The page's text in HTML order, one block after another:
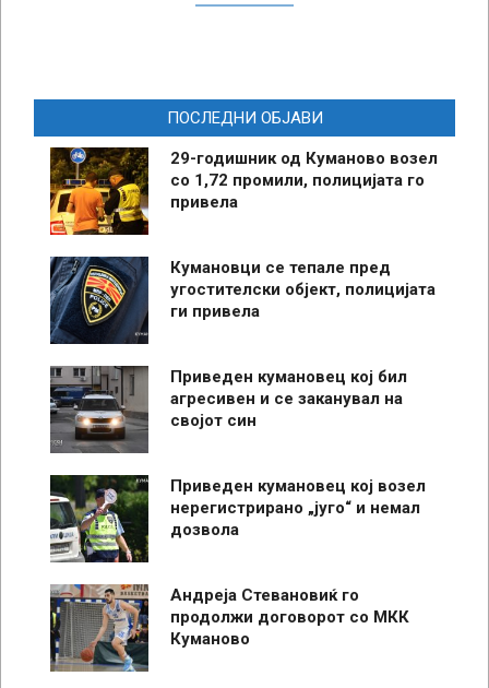
ПОСЛЕДНИ ОБЈАВИ
29-годишник од Куманово возел
со 1,72 промили, полицијата го
привела
Кумановци се тепале пред
угостителски објект, полицијата
ги привела
Приведен кумановец кој бил
агресивен и се заканувал на
својот син
Приведен кумановец кој возел
нерегистрирано „југо“ и немал
дозвола
Андреја Стевановиќ го
продолжи договорот со МКК
Куманово